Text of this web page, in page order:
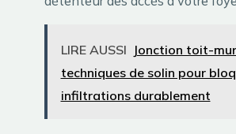
LIRE AUSSI Jonction toit-
techniques de solin pour
infiltrations durablement